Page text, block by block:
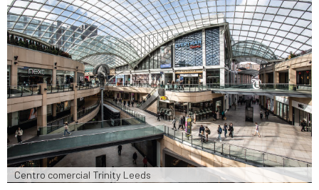
Centro comercial Trinity Leeds